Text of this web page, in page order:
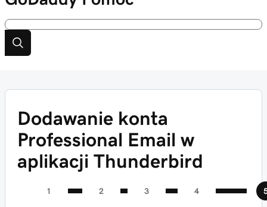
Dodawanie konta
Professional Email w
aplikacji Thunderbird